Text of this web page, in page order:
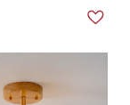
-
120V